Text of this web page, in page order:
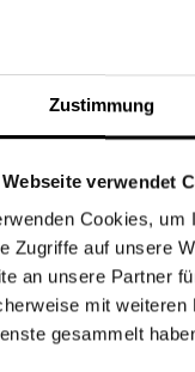
Zustimmung
Webseite verwendet
Cookies, um
Zugriffe auf unsere
an unsere Partner
mit
gesammelt